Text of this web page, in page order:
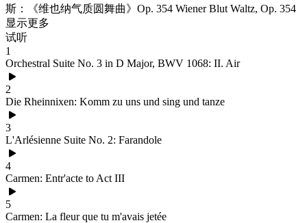
斯：《维也纳气质圆舞曲》Op. 354 Wiener Blut Waltz, Op. 354
显示更多
试听
1
Orchestral Suite No. 3 in D Major, BWV 1068: II. Air
2
Die Rheinnixen: Komm zu uns und sing und tanze
3
L'Arlésienne Suite No. 2: Farandole
4
Carmen: Entr'acte to Act III
5
Carmen: La fleur que tu m'avais jetée